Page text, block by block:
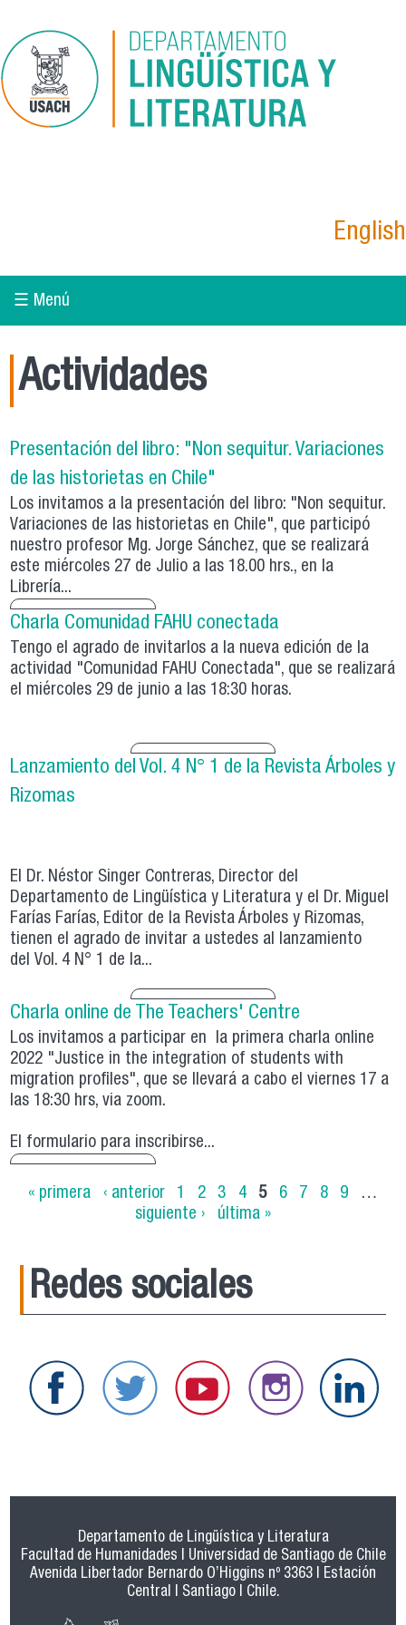
English
☰ Menú
Actividades
Presentación del libro: "Non sequitur. Variaciones
de las historietas en Chile"
Los invitamos a la presentación del libro: "Non sequitur.
Variaciones de las historietas en Chile", que participó
nuestro profesor Mg. Jorge Sánchez, que se realizará
este miércoles 27 de Julio a las 18.00 hrs., en la
Librería...
Charla Comunidad FAHU conectada
Tengo el agrado de invitarlos a la nueva edición de la
actividad "Comunidad FAHU Conectada", que se realizará
el miércoles 29 de junio a las 18:30 horas.
Lanzamiento del Vol. 4 N° 1 de la Revista Árboles y
Rizomas
El Dr. Néstor Singer Contreras, Director del
Departamento de Lingüística y Literatura y el Dr. Miguel
Farías Farías, Editor de la Revista Árboles y Rizomas,
tienen el agrado de invitar a ustedes al lanzamiento
del Vol. 4 N° 1 de la...
Charla online de The Teachers' Centre
Los invitamos a participar en la primera charla online
2022 "Justice in the integration of students with
migration profiles", que se llevará a cabo el viernes 17 a
las 18:30 hrs, via zoom.
El formulario para inscribirse...
Páginas
« primera ‹ anterior 1 2 3 4 5 6 7 8 9
…
siguiente ›
última »
Redes sociales
Departamento de Lingüística y Literatura
Facultad de Humanidades | Universidad de Santiago de Chile
Avenida Libertador Bernardo O’Higgins nº 3363 | Estación
Central | Santiago | Chile.